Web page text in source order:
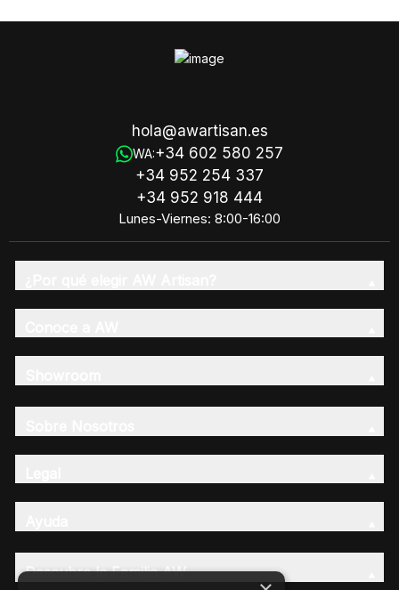
hola@awartisan.es
WA:+34 602 580 257
+34 952 254 337
+34 952 918 444
Lunes-Viernes: 8:00-16:00
Descubre la Familia AW